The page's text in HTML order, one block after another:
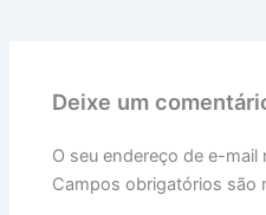
Deixe um
O seu endereço de e-mail
Campos obrigatórios são